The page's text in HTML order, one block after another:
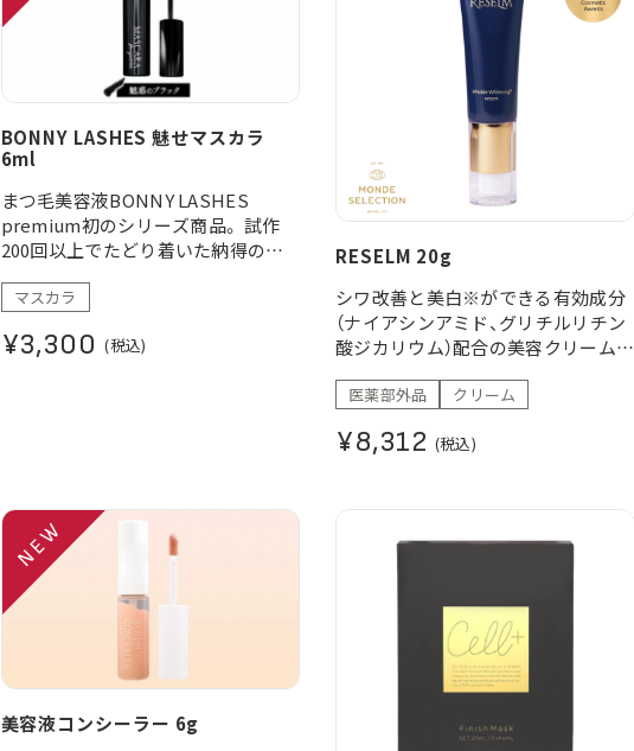
BONNY LASHES 魅せマスカラ
6ml
まつ毛美容液BONNY LASHES
premium初のシリーズ商品。 試作
200回以上でたどり着いた納得の処
を。
マスカラ
¥3,300 (税込)
RESELM 20g
シワ改善と美白※ができる有効成分
（ナイアシンアミド、グリチルリチン
酸ジカリウム）配合の美容クリームで
い香りで気分もリフレッシュ。
かすを防ぐ
医薬部外品 クリーム
¥8,312 (税込)
美容液コンシーラー 6g